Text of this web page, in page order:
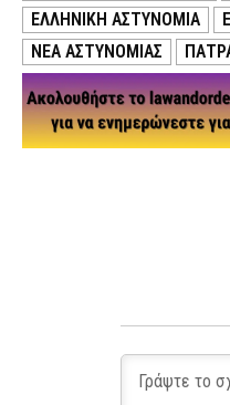
ΕΛΛΗΝΙΚΗ ΑΣΤΥΝΟΜΙΑ
ΝΕΑ ΑΣΤΥΝΟΜΙΑΣ